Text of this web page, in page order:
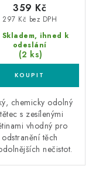
Skladem, ihned k
odeslání
(2 ks)
297 Kč bez DPH
359 Kč
chemicky odolný
s zesílenými
vhodný pro
odstranění těch
nečistot.